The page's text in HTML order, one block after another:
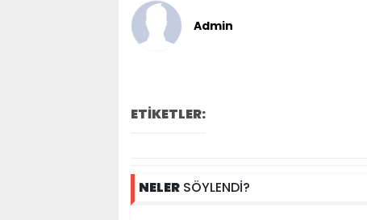
Admin
ETİKETLER:
NELER SÖYLENDİ?